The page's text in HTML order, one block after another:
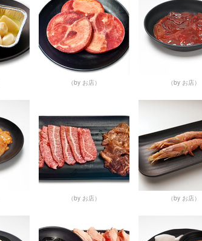
（by お店） （by お店）
（by お店） （by お店）